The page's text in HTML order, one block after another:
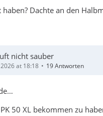
haben? Dachte an den
nicht sauber
at 18:18 19 Antworten
50 XL bekommen zu